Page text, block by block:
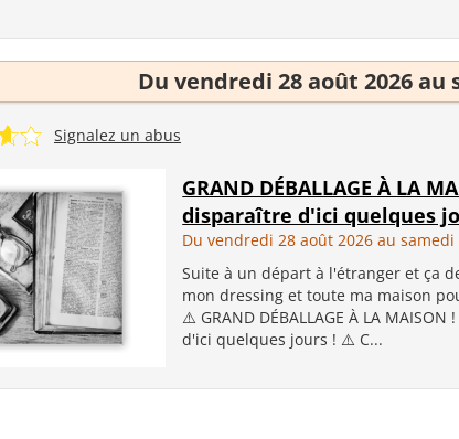
Du vendredi 28 août 2026 au
Signalez un abus
GRAND DÉBALLAGE À LA
disparaître d'ici quelques
Du vendredi 28 août 2026 au samedi
Suite à un départ à l'étranger et ça
mon dressing et toute ma maison
⚠️ GRAND DÉBALLAGE À LA
d'ici quelques jours ! ⚠️ C...